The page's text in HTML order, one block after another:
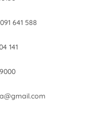
641 588
141